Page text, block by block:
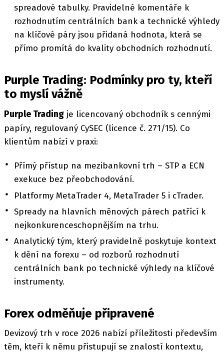
spreadové tabulky. Pravidelné komentáře k
rozhodnutím centrálních bank a technické výhledy
na klíčové páry jsou přidaná hodnota, která se
přímo promítá do kvality obchodních rozhodnutí.
Purple Trading: Podmínky pro ty, kteří
to myslí vážně
Purple Trading je licencovaný obchodník s cennými
papíry, regulovaný CySEC (licence č. 271/15). Co
klientům nabízí v praxi:
Přímý přístup na mezibankovní trh – STP a ECN
exekuce bez přeobchodování.
Platformy MetaTrader 4, MetaTrader 5 i cTrader.
Spready na hlavních měnových párech patřící k
nejkonkurenceschopnějším na trhu.
Analytický tým, který pravidelně poskytuje kontext
k dění na forexu – od rozborů rozhodnutí
centrálních bank po technické výhledy na klíčové
instrumenty.
Forex odměňuje připravené
Devizový trh v roce 2026 nabízí příležitosti především
těm, kteří k němu přistupují se znalostí kontextu,